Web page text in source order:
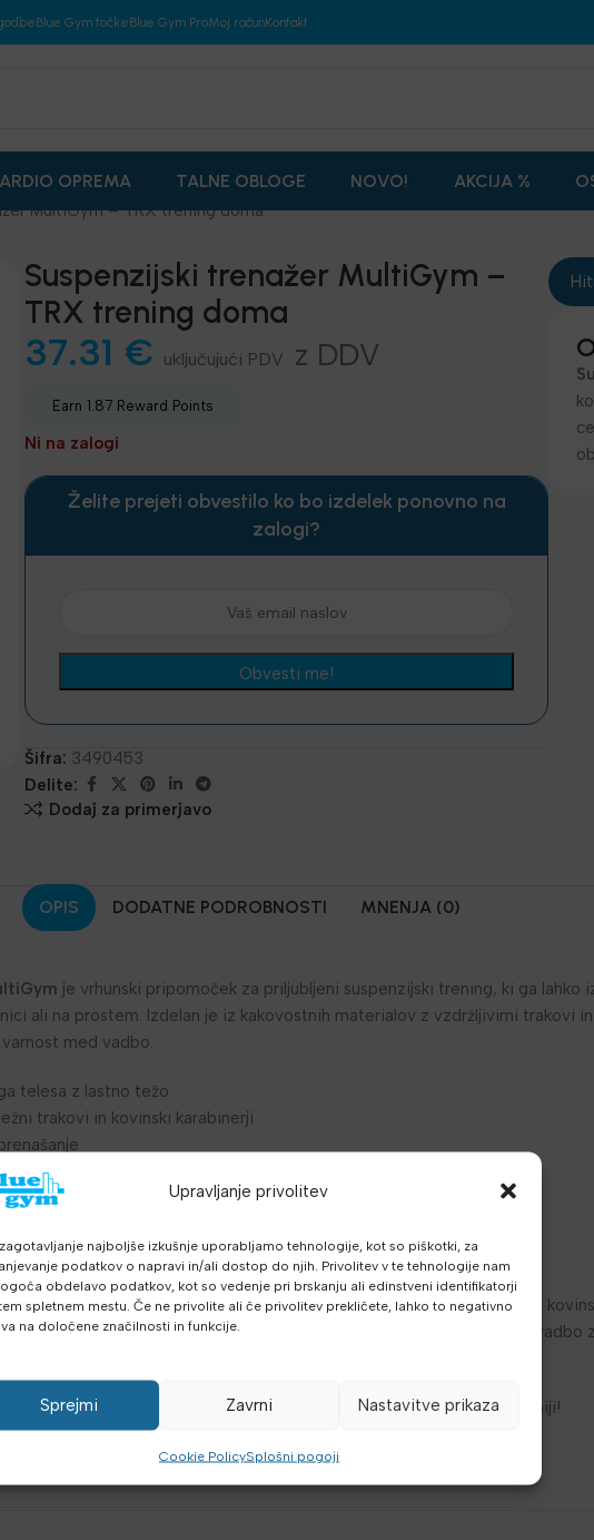
Upravljanje privolitev
najboljše izkušnje uporabljamo tehnologije, kot so piškotki, za
podatkov o napravi in/ali dostop do njih. Privolitev v te tehnologije nam
obdelavo podatkov, kot so vedenje pri brskanju ali edinstveni identifikatorji
spletnem mestu. Če ne privolite ali če privolitev prekličete, lahko to negativno
na določene značilnosti in funkcije.
Sprejmi Zavrni Nastavitve prikaza
Cookie PolicySplošni pogoji
Blue Gym točkeBlue Gym ProMoj računKontakt
OPREMA TALNE OBLOGE NOVO! AKCIJA %
MultiGym – TRX trening doma
Suspenzijski trenažer MultiGym –
TRX trening doma
37.31 € z DDV
Earn 1.87 Reward Points
Ni na zalogi
Želite prejeti obvestilo ko bo izdelek ponovno na
zalogi?
Šifra: 3490453
Delite:
Dodaj za primerjavo
OPIS DODATNE PODROBNOSTI MNENJA (0)
je vrhunski pripomoček za priljubljeni suspenzijski trening, ki ga lahko
ali na prostem. Izdelan je iz kakovostnih materialov z vzdržljivimi trakovi
med vadbo.
telesa z lastno težo
trakovi in kovinski karabinerji
vzdržljivost in gibljivost
za vadbo doma ali na potovanju
ali katerokoli stabilno konstrukcijo
veliko prostora za shranjevanje
trenažer MultiGym vključuje nastavljive trakove z ergonomskimi ročaji,
in navodila za uporabo. Maksimalna obremenitev omogoča varno vadbo
za TRX vadbo, funkcionalni trening in vadbo z lastno težo.
z učinkovitim suspenzijskim treningom. Hitra dostava po vsej Sloveniji!